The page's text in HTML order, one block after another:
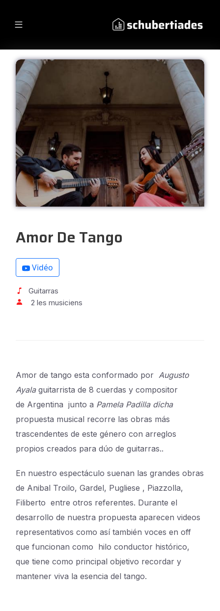
Amor De Tango
Vidéo
Guitarras
2 les musiciens
Amor de tango esta conformado por Augusto
Ayalaguitarrista de 8 cuerdas y compositor
de Argentina junto a Pamela Padilla dicha
propuesta musical recorre las obras más
trascendentes de este género con arreglos
propios creados para dúo de guitarras..
En nuestro espectáculo suenan las grandes obras
de Anibal Troilo, Gardel, Pugliese , Piazzolla,
Filiberto entre otros referentes. Durante el
desarrollo de nuestra propuesta aparecen videos
representativos como así también voces en off
que funcionan como hilo conductor histórico,
que tiene como principal objetivo recordar y
mantener viva la esencia del tango.